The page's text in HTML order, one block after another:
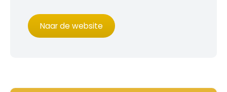
Naar de website